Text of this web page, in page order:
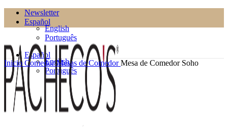
Newsletter
Español
English
Português
Español
English
Português
InicioComedorMesas de ComedorMesa de Comedor Soho